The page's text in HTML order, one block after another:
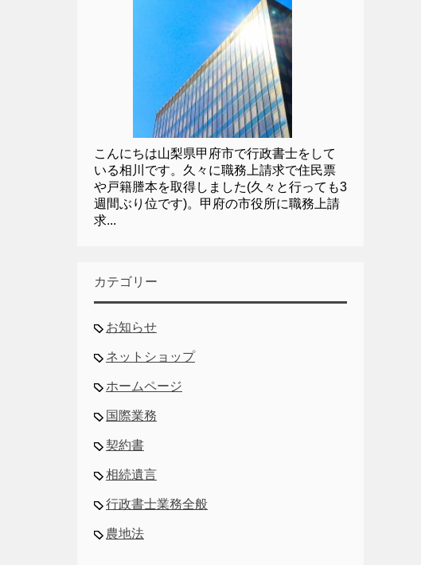
こんにちは山梨県甲府市で行政書士をして
いる相川です。久々に職務上請求で住民票
や戸籍謄本を取得しました(久々と行っても3
週間ぶり位です)。甲府の市役所に職務上請
求...
カテゴリー
お知らせ
ネットショップ
ホームページ
国際業務
契約書
相続遺言
行政書士業務全般
農地法